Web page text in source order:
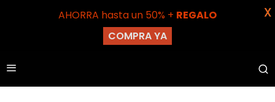
AHORRA hasta un 50% + REGALO
COMPRA YA
X